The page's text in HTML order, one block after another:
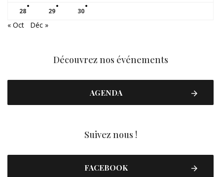
28 29 30
« Oct Déc »
Découvrez nos événements
AGENDA
Suivez nous !
FACEBOOK